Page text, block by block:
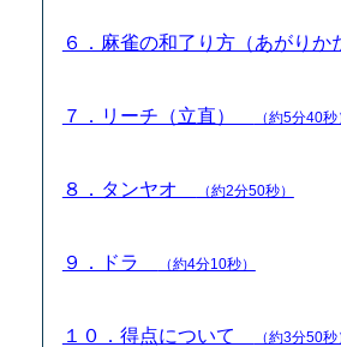
６．麻雀の和了り方（あがり
７．リーチ（立直） （約5分40秒
８．タンヤオ （約2分50秒）
９．ドラ （約4分10秒）
１０．得点について （約3分50秒